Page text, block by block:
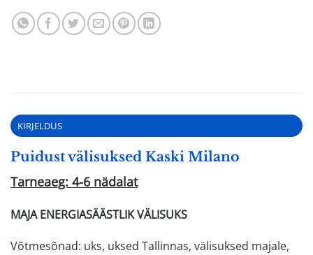
KIRJELDUS
Puidust välisuksed Kaski Milano
Tarneaeg: 4-6 nädalat
MAJA ENERGIASÄÄSTLIK VÄLISUKS
Võtmesõnad: uks, uksed Tallinnas, välisuksed majale,